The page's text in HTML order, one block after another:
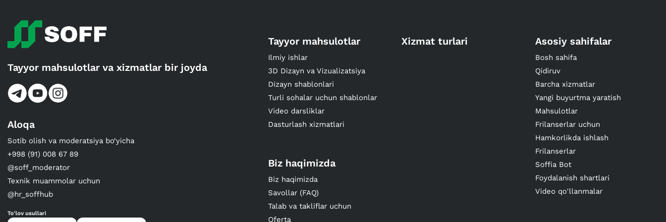
Tayyor mahsulotlar va xizmatlar bir joyda
Aloqa
Sotib olish va moderatsiya bo‘yicha
+998 (91) 008 67 89
@soff_moderator
Texnik muammolar uchun
@hr_soffhub
To'lov usullari
Tayyor mahsulotlar
Ilmiy ishlar
3D Dizayn va Vizualizatsiya
Dizayn shablonlari
Turli sohalar uchun shablonlar
Video darsliklar
Dasturlash xizmatlari
Xizmat turlari Asosiy sahifalar
Bosh sahifa
Qidiruv
Barcha xizmatlar
Yangi buyurtma yaratish
Mahsulotlar
Frilanserlar uchun
Hamkorlikda ishlash
Frilanserlar
Soffia Bot
Foydalanish shartlari
Video qo'llanmalar
Biz haqimizda
Biz haqimizda
Savollar (FAQ)
Talab va takliflar uchun
Oferta